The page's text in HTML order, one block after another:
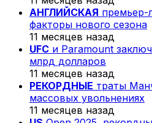
АНГЛИЙСКАЯ премьер-
факторы нового сезона
11 месяцев назад
UFC и Paramount
млрд долларов
11 месяцев назад
РЕКОРДНЫЕ траты
массовых увольнениях
11 месяцев назад